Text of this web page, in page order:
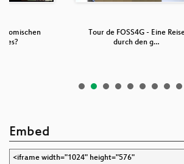
komischen
Tour de FOSS4G - Eine
durch den g…
Embed